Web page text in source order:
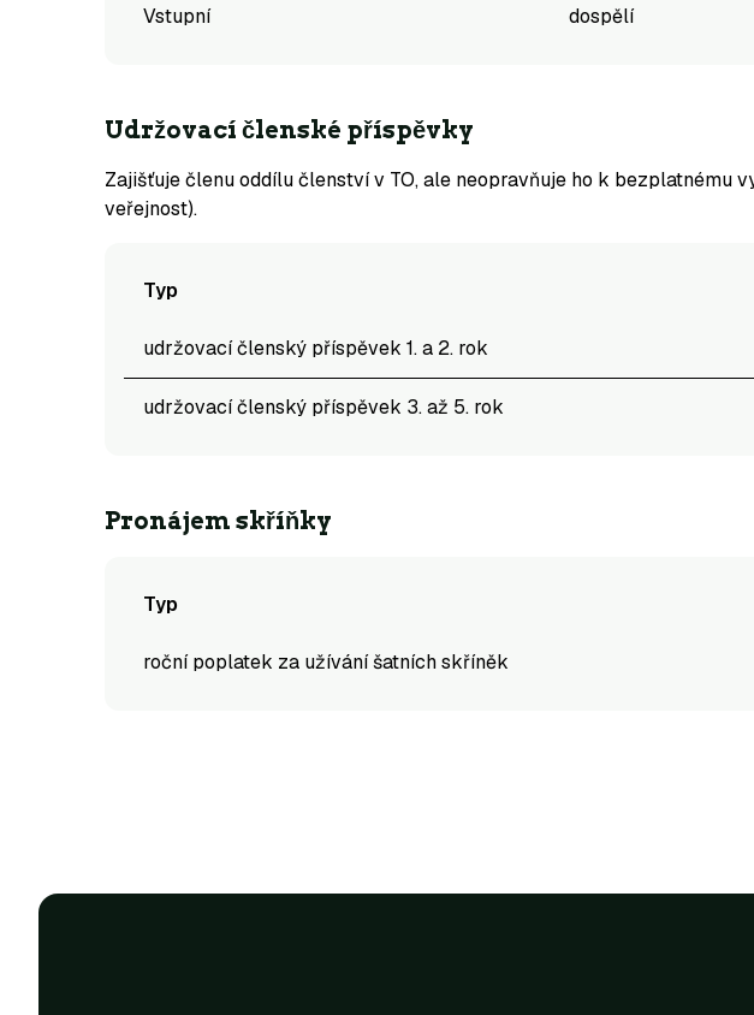
Vstupní dospělí
Udržovací členské příspěvky
Zajišťuje členu oddílu členství v TO, ale neopravňuje ho k bezplatnému
veřejnost).
Typ
udržovací členský příspěvek 1. a 2. rok
udržovací členský příspěvek 3. až 5. rok
Pronájem skříňky
Typ
roční poplatek za užívání šatních skříněk